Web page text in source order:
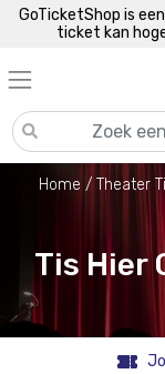
GoTicketShop is
ticket kan
Home Theater
Tis Hier